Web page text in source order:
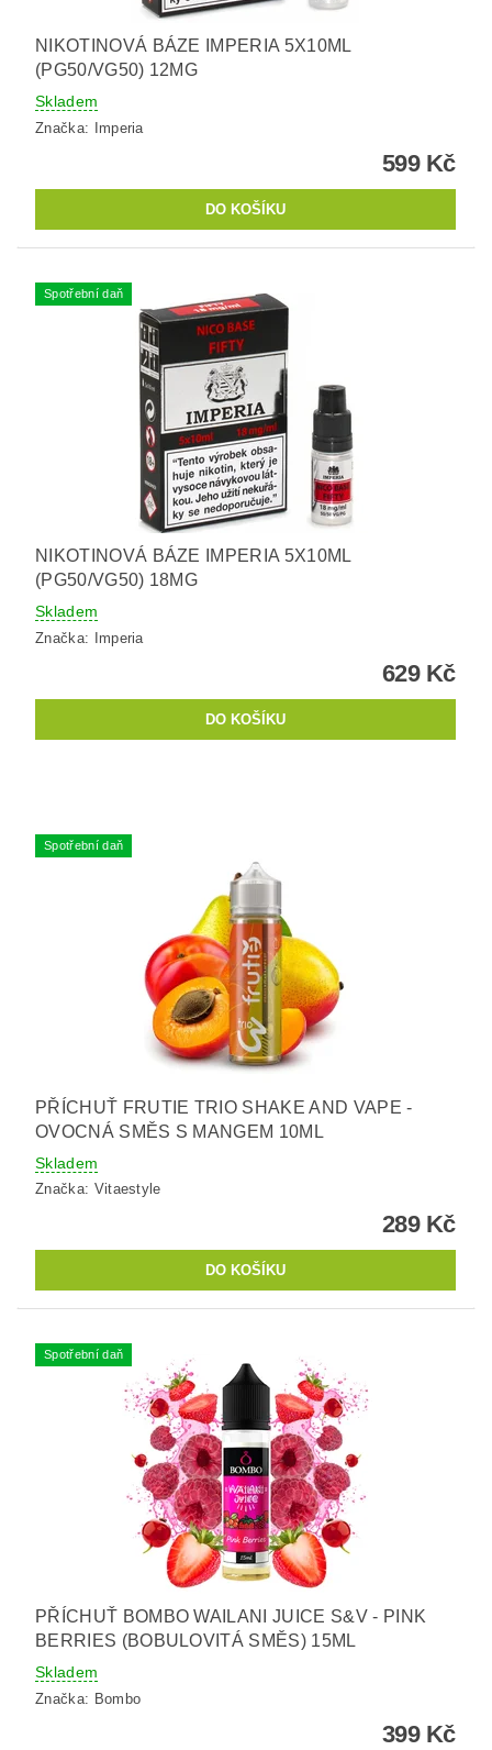
NIKOTINOVÁ BÁZE IMPERIA 5X10ML
(PG50/VG50) 12MG
Skladem
Značka: Imperia
599 Kč
Spotřební daň
NIKOTINOVÁ BÁZE IMPERIA 5X10ML
(PG50/VG50) 18MG
Skladem
Značka: Imperia
629 Kč
Spotřební daň
PŘÍCHUŤ FRUTIE TRIO SHAKE AND VAPE -
OVOCNÁ SMĚS S MANGEM 10ML
Skladem
Značka: Vitaestyle
289 Kč
Spotřební daň
PŘÍCHUŤ BOMBO WAILANI JUICE S&V - PINK
BERRIES (BOBULOVITÁ SMĚS) 15ML
Skladem
Značka: Bombo
399 Kč